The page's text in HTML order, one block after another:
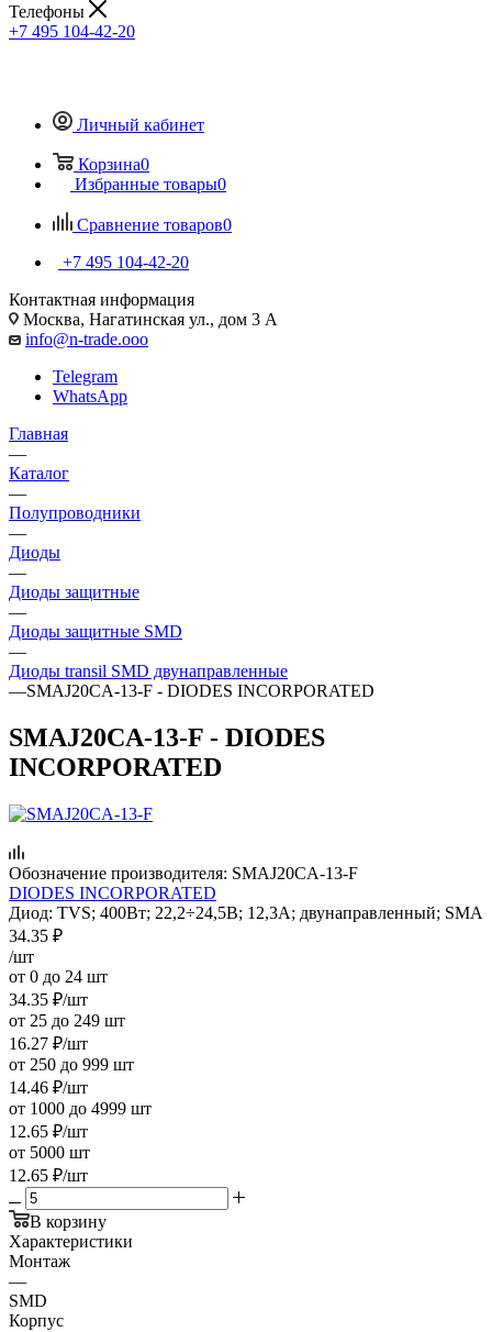
Телефоны
+7 495 104-42-20
Личный кабинет
Корзина0
Избранные товары0
Сравнение товаров0
+7 495 104-42-20
Контактная информация
Москва, Нагатинская ул., дом 3 А
info@n-trade.ooo
Telegram
WhatsApp
Главная
—
Каталог
—
Полупроводники
—
Диоды
—
Диоды защитные
—
Диоды защитные SMD
—
Диоды transil SMD двунаправленные
—SMAJ20CA-13-F - DIODES INCORPORATED
SMAJ20CA-13-F - DIODES
INCORPORATED
Обозначение производителя: SMAJ20CA-13-F
DIODES INCORPORATED
Диод: TVS; 400Вт; 22,2÷24,5В; 12,3А; двунаправленный; SMA
34.35 ₽
/шт
от 0 до 24 шт
34.35 ₽/шт
от 25 до 249 шт
16.27 ₽/шт
от 250 до 999 шт
14.46 ₽/шт
от 1000 до 4999 шт
12.65 ₽/шт
от 5000 шт
12.65 ₽/шт
В корзину
Характеристики
Монтаж
—
SMD
Корпус